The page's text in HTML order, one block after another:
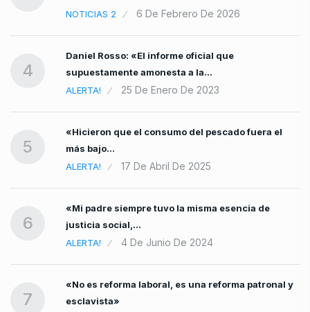
NOTICIAS 2
6 De Febrero De 2026
4
Daniel Rosso: «El informe oficial que
supuestamente amonesta a la…
ALERTA!
25 De Enero De 2023
5
«Hicieron que el consumo del pescado fuera el
más bajo…
ALERTA!
17 De Abril De 2025
6
«Mi padre siempre tuvo la misma esencia de
justicia social,…
ALERTA!
4 De Junio De 2024
7
«No es reforma laboral, es una reforma patronal y
esclavista»